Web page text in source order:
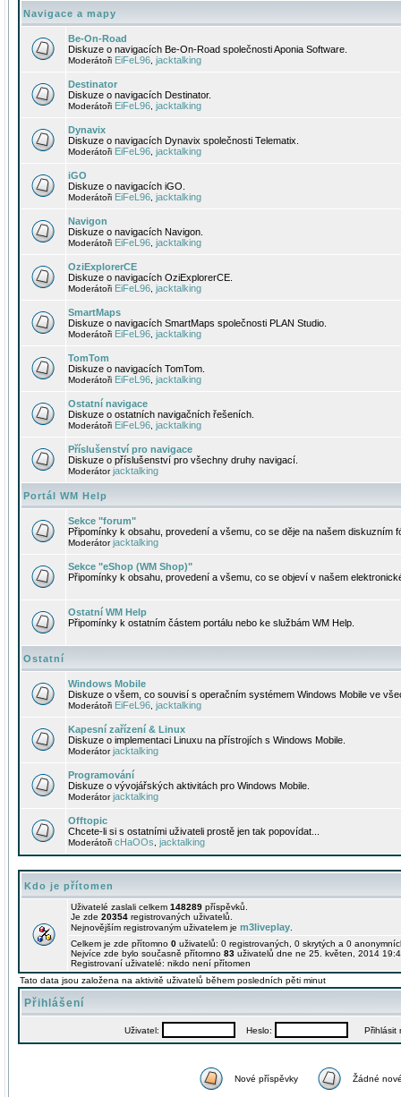
Navigace a mapy
Be-On-Road
Diskuze o navigacích Be-On-Road společnosti Aponia Software.
Moderátoři EiFeL96 jacktalking
Destinator
Diskuze o navigacích Destinator.
Moderátoři EiFeL96 jacktalking
Dynavix
Diskuze o navigacích Dynavix společnosti Telematix.
Moderátoři EiFeL96 jacktalking
iGO
Diskuze o navigacích iGO.
Moderátoři EiFeL96 jacktalking
Navigon
Diskuze o navigacích Navigon.
Moderátoři EiFeL96 jacktalking
OziExplorerCE
Diskuze o navigacích OziExplorerCE.
Moderátoři EiFeL96 jacktalking
SmartMaps
Diskuze o navigacích SmartMaps společnosti PLAN Studio.
Moderátoři EiFeL96 jacktalking
TomTom
Diskuze o navigacích TomTom.
Moderátoři EiFeL96 jacktalking
Ostatní navigace
Diskuze o ostatních navigačních řešeních.
Moderátoři EiFeL96 jacktalking
Příslušenství pro navigace
Diskuze o příslušenství pro všechny druhy navigací.
Moderátorjacktalking
Portál WM Help
Sekce "forum"
Připomínky k obsahu, provedení a všemu, co se děje na našem diskuzním
Moderátorjacktalking
Sekce "eShop (WM Shop)"
Připomínky k obsahu, provedení a všemu, co se objeví v našem
Ostatní WM Help
Připomínky k ostatním částem portálu nebo ke službám WM Help.
Ostatní
Windows Mobile
Diskuze o všem, co souvisí s operačním systémem Windows Mobile ve
Moderátoři EiFeL96 jacktalking
Kapesní zařízení & Linux
Diskuze o implementaci Linuxu na přístrojích s Windows Mobile.
Moderátorjacktalking
Programování
Diskuze o vývojářských aktivitách pro Windows Mobile.
Moderátorjacktalking
Offtopic
Chcete-li si s ostatními uživateli prostě jen tak popovídat...
Moderátoři cHaOOs jacktalking
Kdo je přítomen
Uživatelé zaslali celkem 148289 příspěvků.
Je zde 20354 registrovaných uživatelů.
Nejnovějším registrovaným uživatelem je m3liveplay
Celkem je zde přítomno 0 uživatelů: 0 registrovaných, 0 skrytých a 0
Nejvíce zde bylo současně přítomno 83 uživatelů dne ne 25. květen, 2014
Registrovaní uživatelé: nikdo není přítomen
Tato data jsou založena na aktivitě uživatelů během posledních pěti minut
Přihlášení
Uživatel: Heslo: Přihlásit
Nové příspěvky Žádné